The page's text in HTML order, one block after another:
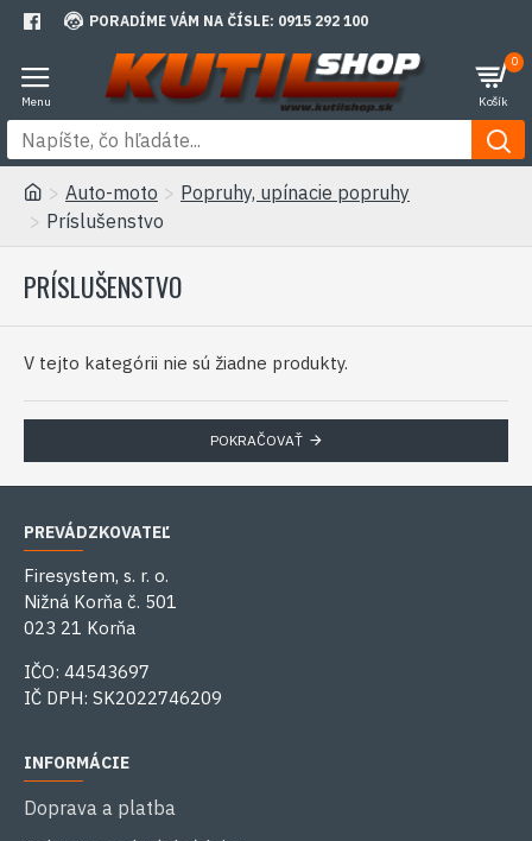
PORADÍME VÁM NA ČÍSLE: 0915 292 100
0
Auto-moto
Popruhy, upínacie popruhy
Príslušenstvo
PRÍSLUŠENSTVO
V tejto kategórii nie sú žiadne produkty.
POKRAČOVAŤ
PREVÁDZKOVATEĽ
Firesystem, s. r. o.
Nižná Korňa č. 501
023 21 Korňa
IČO: 44543697
IČ DPH: SK2022746209
INFORMÁCIE
Doprava a platba